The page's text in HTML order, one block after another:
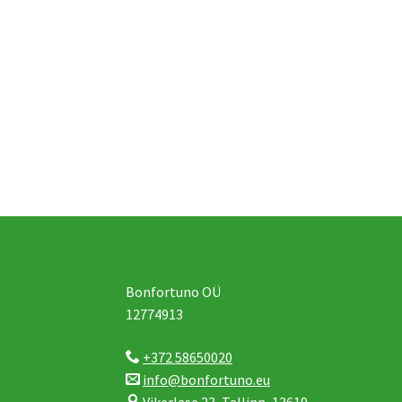
Bonfortuno OÜ
12774913
+372 58650020
info@bonfortuno.eu